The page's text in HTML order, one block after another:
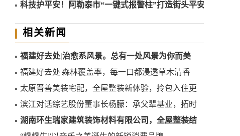
入围企业”称号
科技护平安！阿勒泰市“一键式报警柱”打造街头平安
相关新闻
福建好去处|治愈系风景。总有一处风景为你而美
福建好去处|森林覆盖率，每一口都浸透草木清香
太原晋善美装宅配，全屋整装新体验，拎包入住更
便捷
滨江对话综艺股份董事长杨朦：承父辈基业，拓时
代新局，以芯为炬，向芯而生
湖南环生瑞家建筑装饰材料有限公司，全屋整装结